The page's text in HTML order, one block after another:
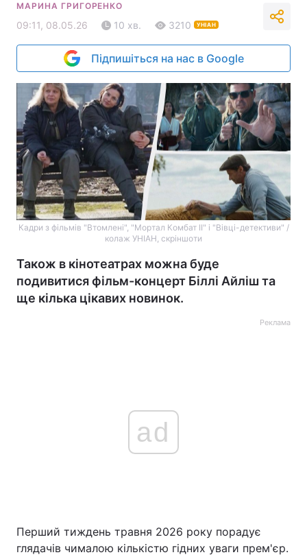
МАРИНА ГРИГОРЕНКО
09:11, 08.05.26 10 хв. 3210 УНІАН
Підпишіться на нас в Google
Кадри з фільмів "Втомлені", "Мортал Комбат II" і "Вівці-детективи" /
колаж УНІАН, скріншоти
Також в кінотеатрах можна буде
подивитися фільм-концерт Біллі Айліш та
ще кілька цікавих новинок.
Реклама
ad
Перший тиждень травня 2026 року порадує
глядачів чималою кількістю гідних уваги прем'єр.